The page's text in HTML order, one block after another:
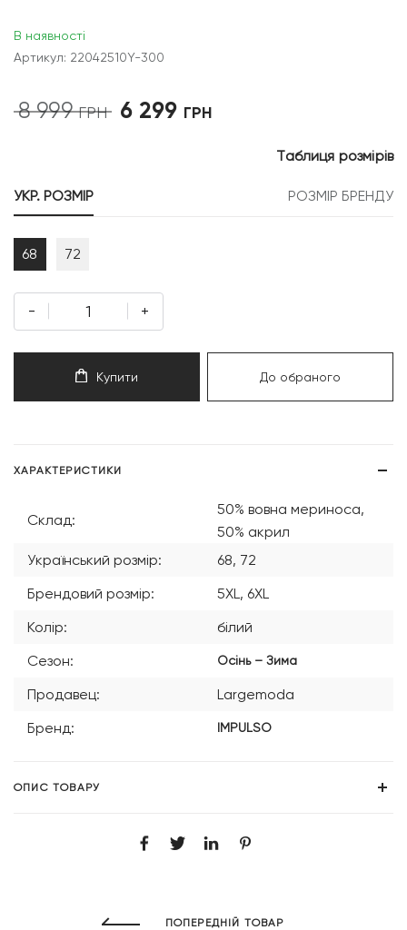
В наявності
Артикул: 22042510Y-300
8 999ГРН
Оригінальна
6 299 ГРН
УКР. РОЗМІР
РОЗМІР БРЕНДУ
Таблиця розмірів
68 72
- +
Купити До обраного
ХАРАКТЕРИСТИКИ
Склад:
50% вовна мериноса,
50% акрил
Український розмір:
68, 72
Брендовий розмір:
5XL, 6XL
Колір:
білий
Сезон:
Осінь – Зима
Продавец:
Largemoda
Бренд:
IMPULSO
ОПИС ТОВАРУ
ПОПЕРЕДНІЙ ТОВАР